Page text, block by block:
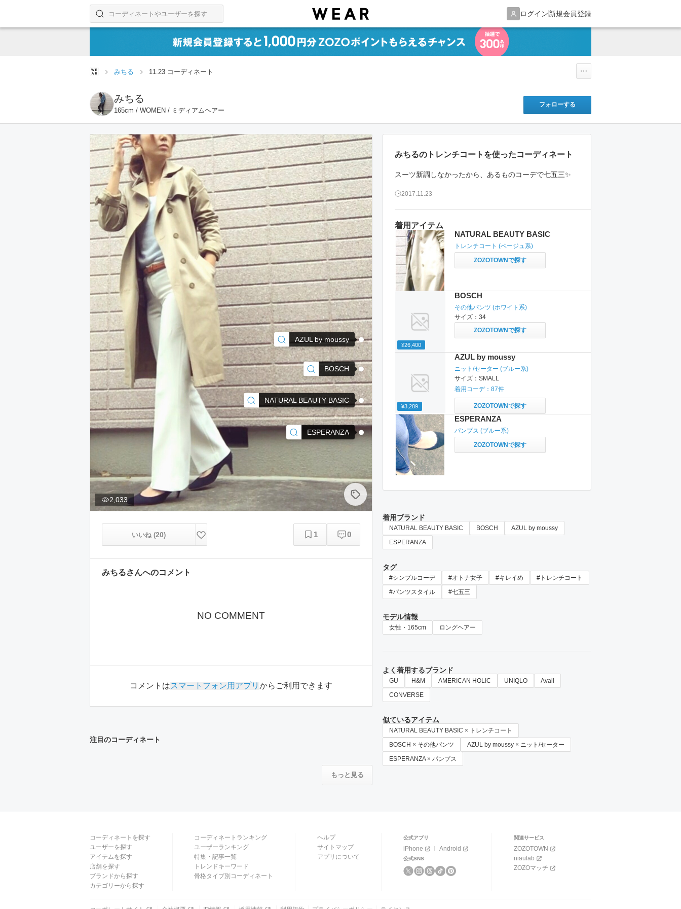
ログイン新規会員登録
コーディネートやユーザーを探す
検索する
みちる 11.23 コーディネート
みちる
165cm / WOMEN / ミディアムヘアー
フォローする
NATURAL BEAUTY BASIC
BOSCH
AZUL by moussy
ESPERANZA
2,033
いいね (20) 1 0
みちるさんへのコメント
NO COMMENT
コメントはスマートフォン用アプリ からご利用できます
着用アイテム
NATURAL BEAUTY BASIC
トレンチコート (ベージュ系)
ZOZOTOWNで探す
¥26,400
BOSCH
その他パンツ (ホワイト系)
サイズ： 34
ZOZOTOWNで探す
¥3,289
AZUL by moussy
ニット/セーター (ブルー系)
サイズ： SMALL
着用コーデ： 87件
ZOZOTOWNで探す
ESPERANZA
パンプス (ブルー系)
ZOZOTOWNで探す
みちるのトレンチコートを使ったコーディネート
スーツ新調しなかったから、あるものコーデで七五三✨
2017.11.23
着用ブランド
NATURAL BEAUTY BASIC BOSCH
AZUL by moussy
ESPERANZA
タグ
#シンプルコーデ #オトナ女子 #キレイめ
#トレンチコート
#パンツスタイル
#七五三
モデル情報
女性・165cm ロングヘアー
よく着用するブランド
GU H&M AMERICAN HOLIC UNIQLO
Avail
CONVERSE
似ているアイテム
NATURAL BEAUTY BASIC × トレンチコート
BOSCH × その他パンツ
AZUL by moussy × ニット/セーター
ESPERANZA × パンプス
注目のコーディネート
もっと見る
コーディネートを探す
ユーザーを探す
アイテムを探す
店舗を探す
ブランドから探す
カテゴリーから探す
コーディネートランキング
ユーザーランキング
特集・記事一覧
トレンドキーワード
骨格タイプ別コーディネート
ヘルプ
サイトマップ
アプリについて
公式アプリ
iPhone Android
公式SNS
関連サービス
ZOZOTOWN
niaulab
ZOZOマッチ